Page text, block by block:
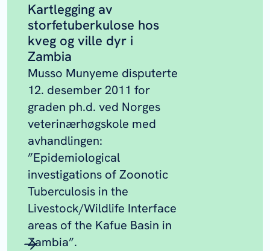
Kartlegging av
storfetuberkulose hos
kveg og ville dyr i
Zambia
Musso Munyeme disputerte
12. desember 2011 for
graden ph.d. ved Norges
veterinærhøgskole med
avhandlingen:
”Epidemiological
investigations of Zoonotic
Tuberculosis in the
Livestock/Wildlife Interface
areas of the Kafue Basin in
Zambia”.